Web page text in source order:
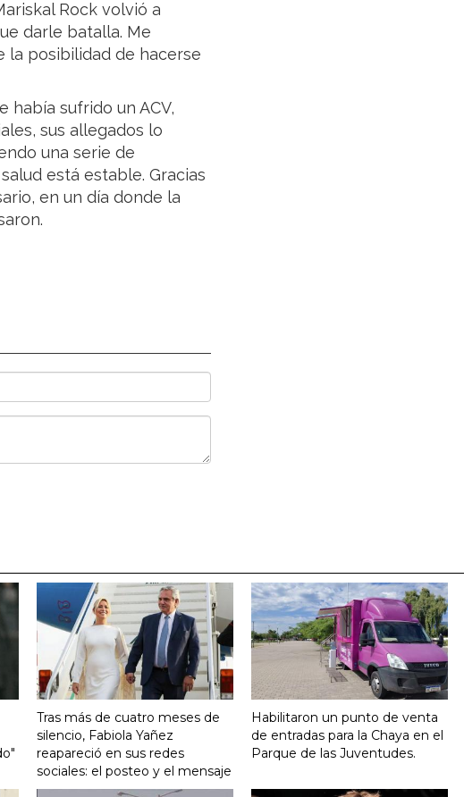
Rock volvió a
darle batalla. Me
la posibilidad de hacerse
sufrido un ACV,
sus allegados lo
una serie de
está estable. Gracias
en un día donde la
Tras más de cuatro meses de
silencio, Fabiola Yañez
reapareció en sus redes
sociales: el posteo y el mensaje
Habilitaron un punto de venta
de entradas para la Chaya en el
Parque de las Juventudes.